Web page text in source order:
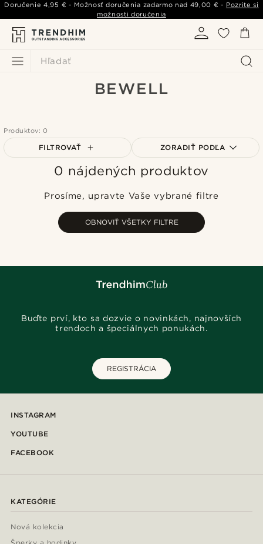
Hľadať
Doručenie4,95 € - Možnosť doručenia zadarmo nad 49,00 € - Pozrite si
možnosti doručenia
BEWELL
Produktov: 0
FILTROVAŤ ZORADIŤ PODĽA
Najpopulárnejšie
Najlacnejšie
Najdrahšie
0 nájdených produktov
Prosíme, upravte Vaše vybrané filtre
OBNOVIŤ VŠETKY FILTRE
Buďte prví, kto sa dozvie o novinkách, najnovších
trendoch a špeciálnych ponukách.
REGISTRÁCIA
INSTAGRAM
YOUTUBE
FACEBOOK
KATEGÓRIE
Nová kolekcia